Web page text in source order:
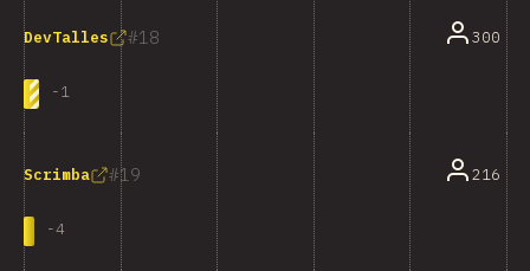
18
DevTalles
-1
300
19
Scrimba
-4
216